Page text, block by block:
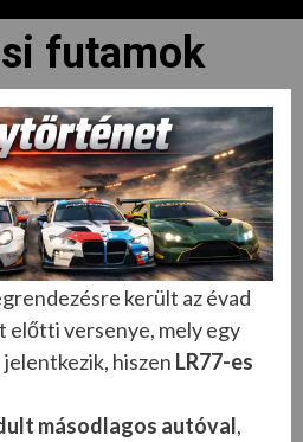
futamok
került az évad
előtti versenye, mely egy
jelentkezik, hiszen LR77-es
másodlagos autóval,